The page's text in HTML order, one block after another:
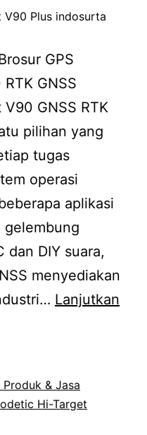
V90 Plus indosurta
GPS
GNSS
GNSS RTK
pilihan yang
tugas
operasi
aplikasi
dan DIY suara,
menyediakan
Lanjutkan
Produk & Jasa
Hi-Target